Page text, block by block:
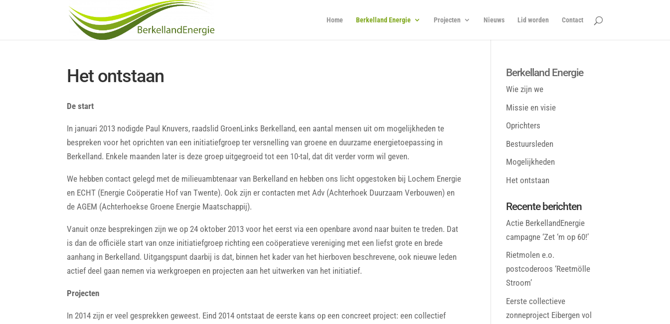
Home Berkelland Energie Projecten Nieuws Lid worden Contact
Het ontstaan
De start
In januari 2013 nodigde Paul Knuvers, raadslid GroenLinks Berkelland, een aantal mensen uit om mogelijkheden te
bespreken voor het oprichten van een initiatiefgroep ter versnelling van groene en duurzame energietoepassing in
Berkelland. Enkele maanden later is deze groep uitgegroeid tot een 10-tal, dat dit verder vorm wil geven.
We hebben contact gelegd met de milieuambtenaar van Berkelland en hebben ons licht opgestoken bij Lochem Energie
en ECHT (Energie Coöperatie Hof van Twente). Ook zijn er contacten met Adv (Achterhoek Duurzaam Verbouwen) en
de AGEM (Achterhoekse Groene Energie Maatschappij).
Vanuit onze besprekingen zijn we op 24 oktober 2013 voor het eerst via een openbare avond naar buiten te treden. Dat
is dan de officiële start van onze initiatiefgroep richting een coöperatieve vereniging met een liefst grote en brede
aanhang in Berkelland. Uitgangspunt daarbij is dat, binnen het kader van het hierboven beschrevene, ook nieuwe leden
actief deel gaan nemen via werkgroepen en projecten aan het uitwerken van het initiatief.
Projecten
In 2014 zijn er veel gesprekken geweest. Eind 2014 ontstaat de eerste kans op een concreet project: een collectief
Berkelland Energie
Wie zijn we
Missie en visie
Oprichters
Bestuursleden
Mogelijkheden
Het ontstaan
Recente berichten
Actie BerkellandEnergie
campagne ‘Zet ‘m op 60!’
Rietmolen e.o.
postcoderoos ‘Reetmölle
Stroom’
Eerste collectieve
zonneproject Eibergen vol